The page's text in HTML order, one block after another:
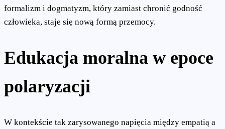
formalizm i dogmatyzm, który zamiast chronić godność
człowieka, staje się nową formą przemocy.
Edukacja moralna w epoce
polaryzacji
W kontekście tak zarysowanego napięcia między empatią a